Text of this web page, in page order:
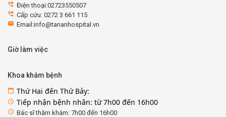
perm_phone_msg Điện thoại:02723550507
perm_phone_msg Cấp cứu: 0272 3 661 115
email Email:info@tananhospital.vn
Giờ làm việc
Khoa khám bệnh
calendar_today Thứ Hai đến Thứ Bảy:
access_time Tiếp nhận bệnh nhân: từ 7h00 đến 16h00
access_time Bác sĩ thăm khám: 7h00 đến 16h00